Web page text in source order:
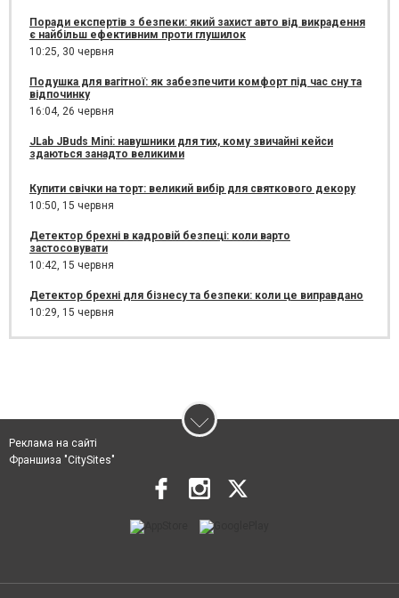
Поради експертів з безпеки: який захист авто від викрадення
є найбільш ефективним проти глушилок
10:25, 30 червня
Подушка для вагітної: як забезпечити комфорт під час сну та
відпочинку
16:04, 26 червня
JLab JBuds Mini: навушники для тих, кому звичайні кейси
здаються занадто великими
Купити свічки на торт: великий вибір для святкового декору
10:50, 15 червня
Детектор брехні в кадровій безпеці: коли варто
застосовувати
10:42, 15 червня
Детектор брехні для бізнесу та безпеки: коли це виправдано
10:29, 15 червня
Реклама на сайті
Франшиза "CitySites"